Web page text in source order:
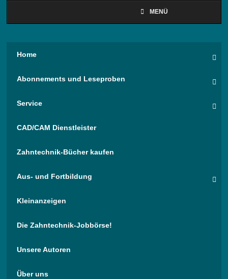
MENÜ
Home
Abonnements und Leseproben
Service
CAD/CAM Dienstleister
Zahntechnik-Bücher kaufen
Aus- und Fortbildung
Kleinanzeigen
Die Zahntechnik-Jobbörse!
Unsere Autoren
Über uns